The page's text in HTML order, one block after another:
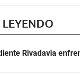
LEYENDO
Rivadavia